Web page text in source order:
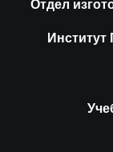
Отдел